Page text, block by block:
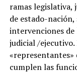
ramas legislativa,
de estado-nación,
intervenciones
judicial /ejecutivo.
«representantes»
cumplen las